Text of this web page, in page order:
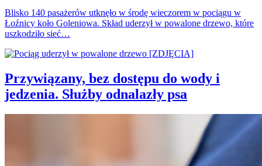
Blisko 140 pasażerów utknęło w środę wieczorem w pociągu w
Łoźnicy koło Goleniowa. Skład uderzył w powalone drzewo, które
uszkodziło sieć…
Przywiązany, bez dostępu do wody i
jedzenia. Służby odnalazły psa